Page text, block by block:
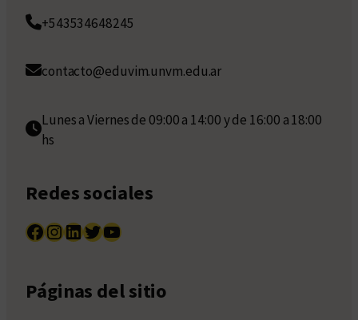
+543534648245
contacto@eduvim.unvm.edu.ar
Lunes a Viernes de 09:00 a 14:00 y de 16:00 a 18:00
hs
Redes sociales
Facebook InstagramLinkedIn Twitter YouTube
Páginas del sitio